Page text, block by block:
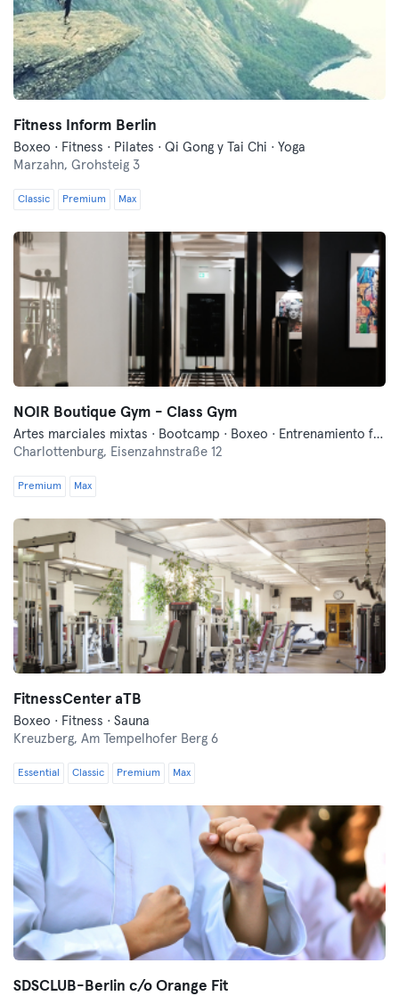
Fitness Inform Berlin
Boxeo · Fitness · Pilates · Qi Gong y Tai Chi · Yoga
Marzahn, Grohsteig 3
Classic Premium Max
NOIR Boutique Gym - Class Gym
Artes marciales mixtas · Bootcamp · Boxeo · Entrenamiento funcional · Fitness · Pilates · Running · Yoga
Charlottenburg, Eisenzahnstraße 12
Premium Max
FitnessCenter aTB
Boxeo · Fitness · Sauna
Kreuzberg, Am Tempelhofer Berg 6
Essential Classic Premium Max
SDSCLUB-Berlin c/o Orange Fit